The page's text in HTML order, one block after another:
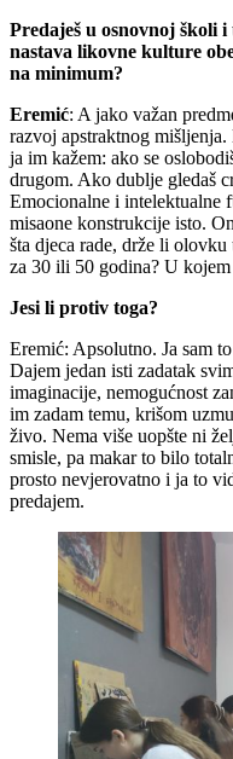
Predaješ u osnovnoj školi
nastava likovne kulture
na minimum?
Eremić: A jako važan
razvoj apstraktnog
ja im kažem: ako se
drugom. Ako dublje gledaš
Emocionalne i intelektualne
misaone konstrukcije isto.
šta djeca rade, drže li
za 30 ili 50 godina? U
Jesi li protiv toga?
Eremić: Apsolutno. Ja sam
Dajem jedan isti zadatak
imaginacije, nemogućnost
im zadam temu, krišom
živo. Nema više uopšte ni
smisle, pa makar to bilo
prosto nevjerovatno i ja to
predajem.